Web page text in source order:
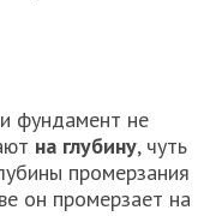
фундамент не
на глубину, чуть
промерзания
он промерзает на